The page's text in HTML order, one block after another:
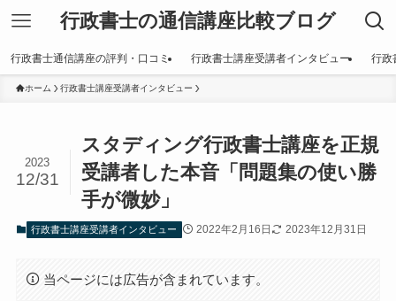
行政書士の通信講座比較ブログ
行政書士通信講座の評判・口コミ 行政書士講座受講者インタビュー 行政
ホーム 行政書士講座受講者インタビュー
スタディング行政書士講座を正規
受講者した本音「問題集の使い勝
手が微妙」
2023
12/31
行政書士講座受講者インタビュー 2022年2月16日 2023年12月31日
当ページには広告が含まれています。